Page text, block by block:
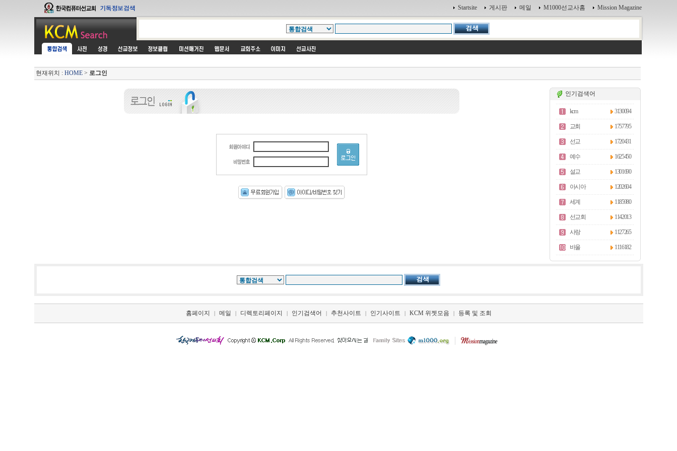
Startsite 게시판 메일 M1000선교사홈 Mission Magazine
현재위치 : HOME> 로그인
인기검색어
kcm 3130094
교회 1757795
선교 1720431
예수 1625450
설교 1301690
아시아 1202604
세계 1185980
선교회 1142013
사랑 1127265
바울 1116182
홈페이지 | 메일 | 디렉토리페이지 | 인기검색어 | 추천사이트 | 인기사이트 | KCM 위젯모음 | 등록 및 조회